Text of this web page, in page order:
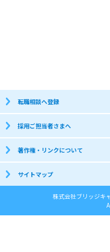
転職相談へ登録
採用ご担当者さまへ
著作権・リンクについて
サイトマップ
株式会社ブリッジキ